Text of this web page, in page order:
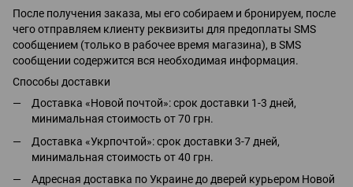
После получения заказа, мы его собираем и бронируем, после
чего отправляем клиенту реквизиты для предоплаты SMS
сообщением (только в рабочее время магазина), в SMS
сообщении содержится вся необходимая информация.
Способы доставки
Доставка «Новой почтой»: срок доставки 1-3 дней,
минимальная стоимость от 70 грн.
Доставка «Укрпочтой»: срок доставки 3-7 дней,
минимальная стоимость от 40 грн.
Адресная доставка по Украине до дверей курьером Новой